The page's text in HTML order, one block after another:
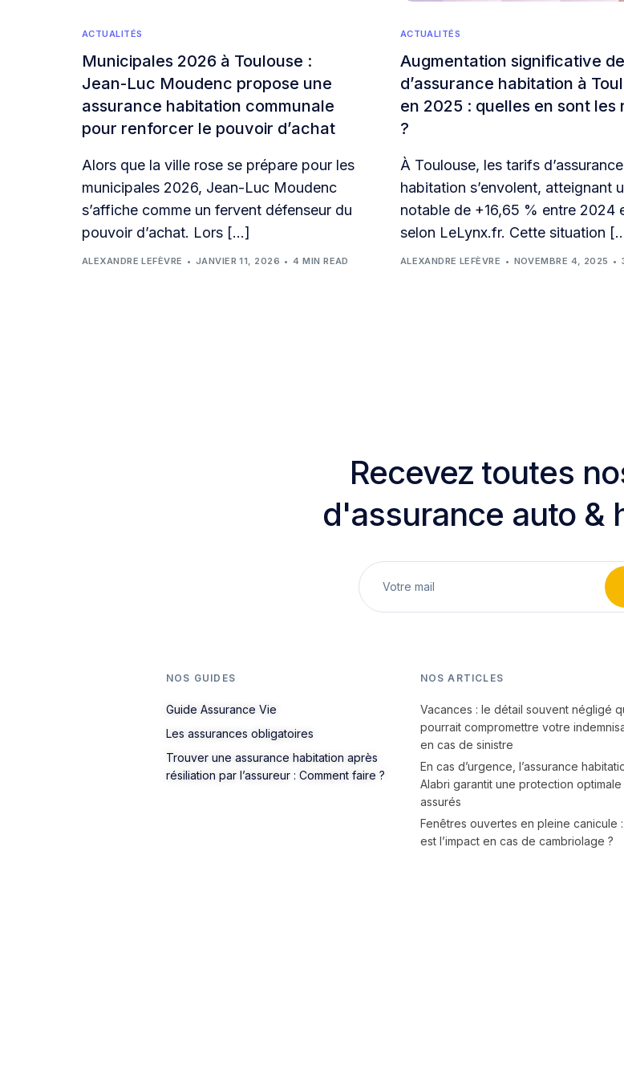
ACTUALITÉS
Municipales 2026 à Toulouse :
Jean-Luc Moudenc propose une
assurance habitation communale
pour renforcer le pouvoir d’achat
Alors que la ville rose se prépare pour les
municipales 2026, Jean-Luc Moudenc
s’affiche comme un fervent défenseur du
pouvoir d’achat. Lors […]
ALEXANDRE LEFÈVRE JANVIER 11, 2026 4 MIN READ
ACTUALITÉS
Augmentation significative
d’assurance habitation à
en 2025 : quelles en sont les
?
À Toulouse, les tarifs d’assurance
habitation s’envolent, atteignant
notable de +16,65 % entre 2024
selon LeLynx.fr. Cette situation
ALEXANDRE LEFÈVRE NOVEMBRE 4, 2025
Recevez toutes
d'assurance auto &
NOS GUIDES
Guide Assurance Vie
Les assurances obligatoires
Trouver une assurance habitation après
résiliation par l’assureur : Comment faire ?
NOS ARTICLES
Vacances : le détail souvent négligé
pourrait compromettre votre
en cas de sinistre
En cas d’urgence, l’assurance
Alabri garantit une protection optimale
assurés
Fenêtres ouvertes en pleine canicule
est l’impact en cas de cambriolage ?